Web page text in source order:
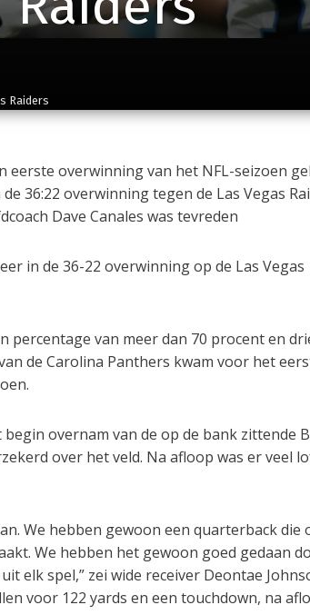
Raiders
eerste overwinning van het NFL-seizoen
36:22 overwinning tegen de Las Vegas
Dave Canales was tevreden
in de 36-22 overwinning op de Las Vegas
percentage van meer dan 70 procent en
de Carolina Panthers kwam voor het
overnam van de op de bank zittende
over het veld. Na afloop was er veel
We hebben gewoon een quarterback die
We hebben het gewoon goed gedaan
elk spel,” zei wide receiver Deontae
voor 122 yards en een touchdown, na